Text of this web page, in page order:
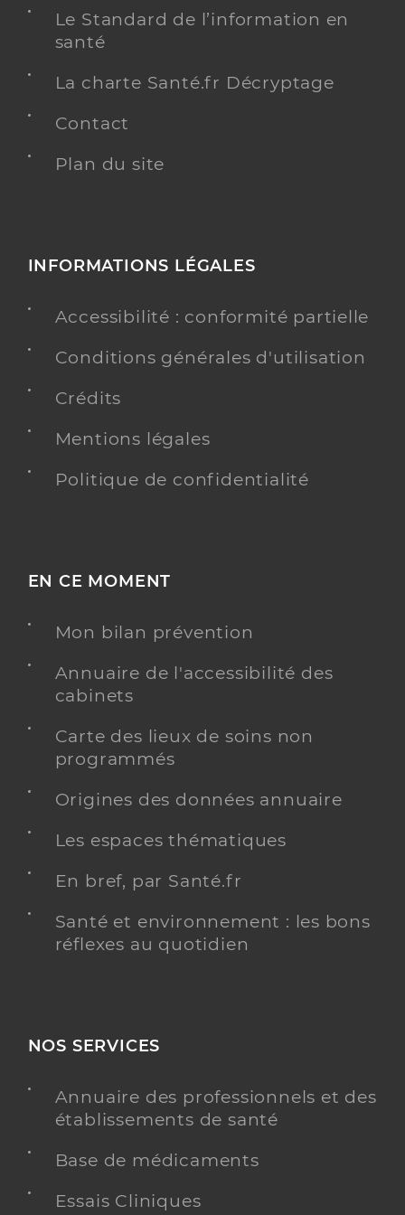
Une offre identifiée :
dépendantes
Adresse
15 Rue de l’Industrie, 49280 La Tessoualle
Service de soins infirmiers à domicile (SSIAD)
Etablissement de soins
Voir l’offre identifiée
Adresse
2 Place Michel Ange, 49300 Cholet
Téléphone
0241580142
Y ALLER
Pananceau Laure
Professionel de santé
Adresse
18 Avenue des Calins, 49300 Cholet
Type de convention
Conventionné
Y ALLER
Vacher Amandine
Professionel de santé
Infirmier
Le Standard de l’information en
santé
La charte Santé.fr Décryptage
Contact
Plan du site
INFORMATIONS LÉGALES
Accessibilité : conformité partielle
Conditions générales d'utilisation
Crédits
Mentions légales
Politique de confidentialité
EN CE MOMENT
Mon bilan prévention
Annuaire de l'accessibilité des
cabinets
Carte des lieux de soins non
programmés
Origines des données annuaire
Les espaces thématiques
En bref, par Santé.fr
Santé et environnement : les bons
réflexes au quotidien
NOS SERVICES
Annuaire des professionnels et des
établissements de santé
Base de médicaments
Essais Cliniques